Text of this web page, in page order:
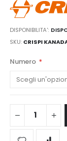
DISPONIBILITA':
SKU CRISPI
Numero